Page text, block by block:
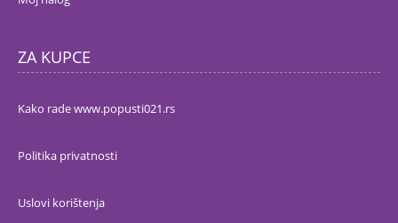
ZA KUPCE
Kako rade www.popusti021.rs
Politika privatnosti
Uslovi korištenja